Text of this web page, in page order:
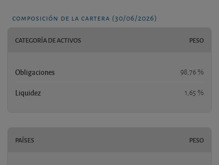
composición de la cartera (30/06/2026)
CATEGORÍA DE ACTIVOS PESO
Obligaciones 98,76 %
Liquidez 1,65 %
PAÍSES PESO